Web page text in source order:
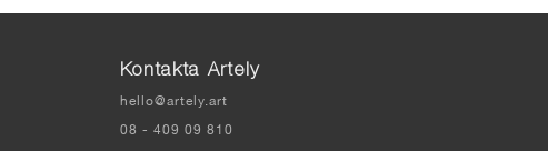
Kontakta Artely
hello@artely.art
08 - 409 09 810